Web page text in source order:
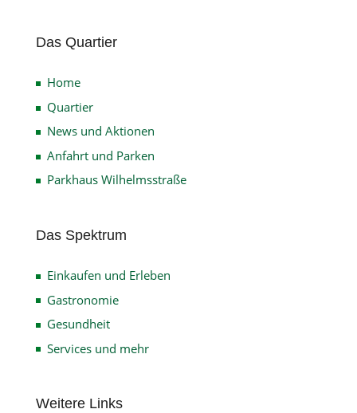
Das Quartier
Home
Quartier
News und Aktionen
Anfahrt und Parken
Parkhaus Wilhelmsstraße
Das Spektrum
Einkaufen und Erleben
Gastronomie
Gesundheit
Services und mehr
Weitere Links